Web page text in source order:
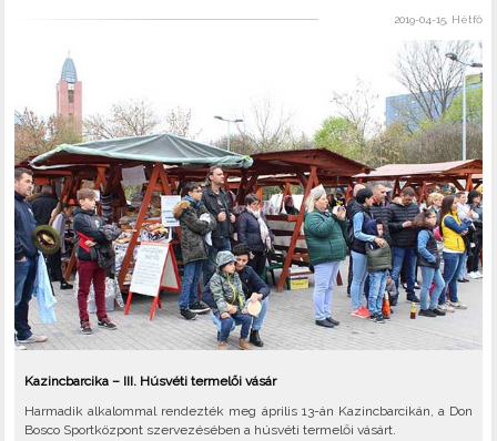
2019-04-15, Hétfő
Kazincbarcika – III. Húsvéti termelői vásár
Harmadik alkalommal rendezték meg április 13-án Kazincbarcikán, a Don
Bosco Sportközpont szervezésében a húsvéti termelői vásárt.